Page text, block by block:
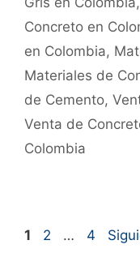
Concreto en
en Colombia,
Materiales de
de Cemento,
Venta de
Colombia
1 2 … 4